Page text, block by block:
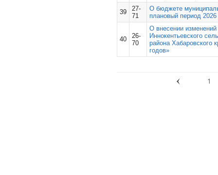
39
27-
71
О бюджете
плановый период 2026
40
26-
70
О внесении
Иннокентьевского
района Хабаровского
годов»
1